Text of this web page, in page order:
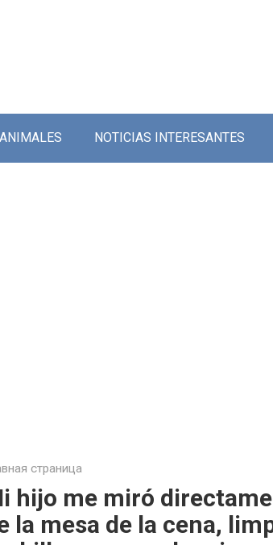
ANIMALES NOTICIAS INTERESANTES
страница
hijo me miró
la mesa de la cena,